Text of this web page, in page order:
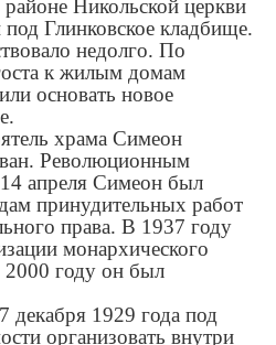
Никольской церкви
Глинковское кладбище.
недолго. По
к жилым домам
основать новое
храма Симеон
Революционным
апреля Симеон был
принудительных работ
права. В 1937 году
монархического
2000 году он был
декабря 1929 года под
организовать внутри